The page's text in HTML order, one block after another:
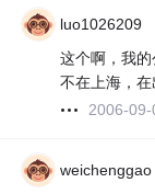
luo1026209
这个啊，我
不在上海，在
2006-09-
weichenggao